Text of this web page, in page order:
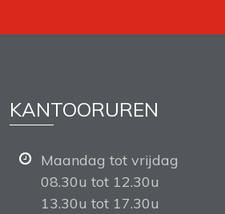
KANTOORUREN
Maandag tot vrijdag
08.30u tot 12.30u
13.30u tot 17.30u